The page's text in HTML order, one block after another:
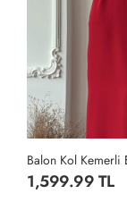
2,299.99 TL